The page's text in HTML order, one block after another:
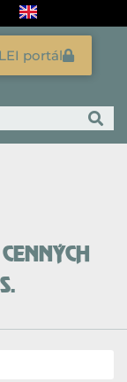
LEI portál